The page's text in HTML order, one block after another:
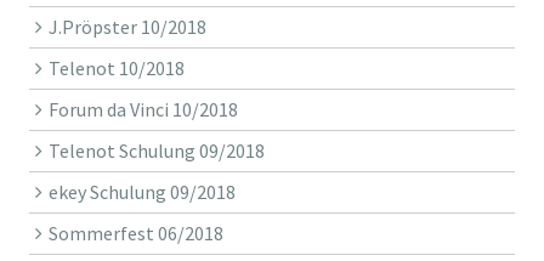
J.Pröpster 10/2018
Telenot 10/2018
Forum da Vinci 10/2018
Telenot Schulung 09/2018
ekey Schulung 09/2018
Sommerfest 06/2018